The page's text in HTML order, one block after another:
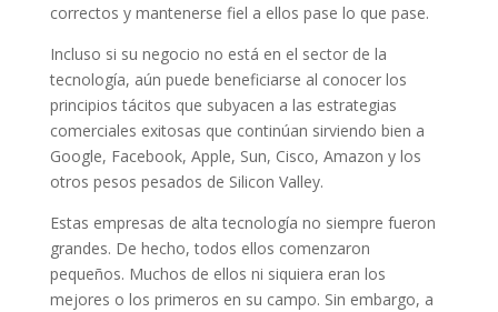
correctos y mantenerse fiel a ellos pase lo que pase.
Incluso si su negocio no está en el sector de la
tecnología, aún puede beneficiarse al conocer los
principios tácitos que subyacen a las estrategias
comerciales exitosas que continúan sirviendo bien a
Google, Facebook, Apple, Sun, Cisco, Amazon y los
otros pesos pesados ​​​​de Silicon Valley.
Estas empresas de alta tecnología no siempre fueron
grandes. De hecho, todos ellos comenzaron
pequeños. Muchos de ellos ni siquiera eran los
mejores o los primeros en su campo. Sin embargo, a